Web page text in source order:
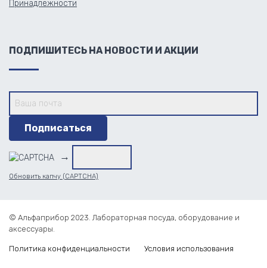
Принадлежности
ПОДПИШИТЕСЬ НА НОВОСТИ И АКЦИИ
→
Обновить капчу (CAPTCHA)
© Альфаприбор 2023. Лабораторная посуда, оборудование и
аксессуары.
Политика конфиденциальности Условия использования